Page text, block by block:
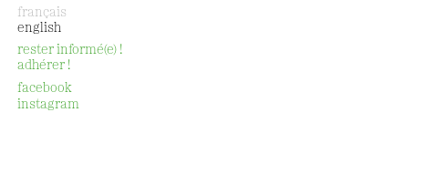
français
english
rester informé(e) !
adhérer !
CONTACT
facebook
instagram